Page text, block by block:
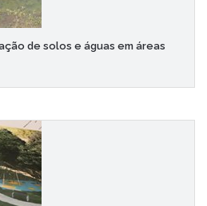
de solos e águas em áreas